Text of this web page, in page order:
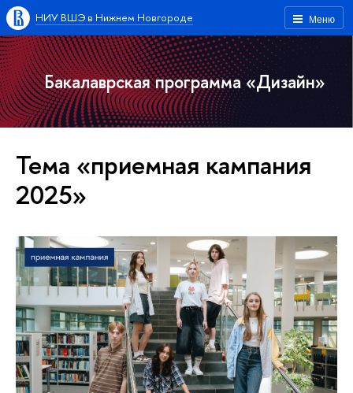
Меню
НИУ ВШЭ в Нижнем Новгороде
Бакалаврская программа «Дизайн»
Тема «приемная кампания
2025»